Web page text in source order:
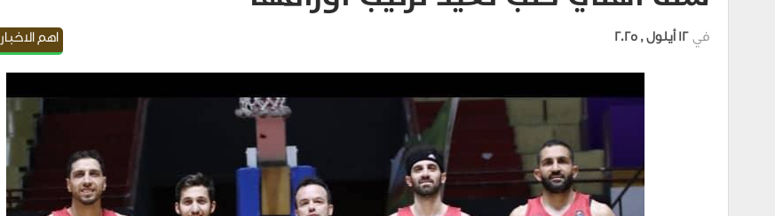
اهم الاخبار في 12 أيلول , 2025